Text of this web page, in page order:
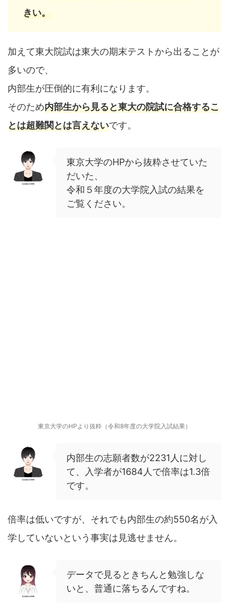
きい。
加えて東大院試は東大の期末テストから出ることが
多いので、
内部生が圧倒的に有利になります。
そのため内部生から見ると東大の院試に合格するこ
とは超難関とは言えないです。
東京大学のHPから抜粋させていた
だいた、
令和５年度の大学院入試の結果を
ご覧ください。
東京大学のHPより抜粋（令和8年度の大学院入試結果）
内部生の志願者数が2231人に対し
て、入学者が1684人で倍率は1.3倍
です。
倍率は低いですが、それでも内部生の約550名が入
学していないという事実は見逃せません。
データで見るときちんと勉強しな
いと、普通に落ちるんですね。